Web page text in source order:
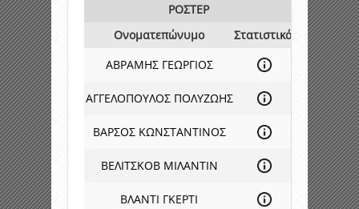
ΡΟΣΤΕΡ
Ονοματεπώνυμο
Στατιστικά
ΑΒΡΑΜΗΣ ΓΕΩΡΓΙΟΣ
ΑΓΓΕΛΟΠΟΥΛΟΣ ΠΟΛΥΖΩΗΣ
ΒΑΡΣΟΣ ΚΩΝΣΤΑΝΤΙΝΟΣ
ΒΕΛΙΤΣΚΟΒ ΜΙΛΑΝΤΙΝ
ΒΛΑΝΤΙ ΓΚΕΡΤΙ